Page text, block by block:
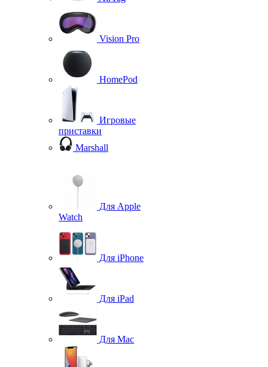
Vision Pro
HomePod
Игровые
приставки
Marshall
Для Apple
Watch
Для iPhone
Для iPad
Для Mac